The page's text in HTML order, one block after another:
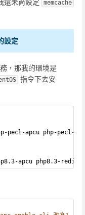
還未尚設定 memcache
設定
，那我的環境是
指令下去安
pecl-apcu php-pecl-
apcu php8.3-redis